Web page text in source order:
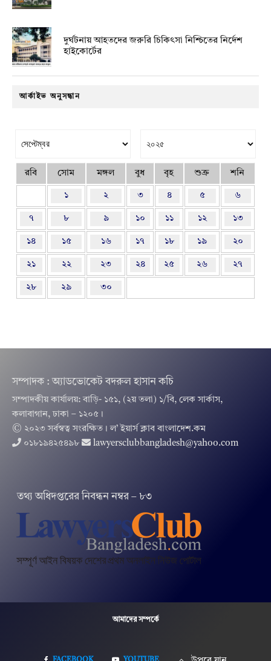
দুর্ঘটনায় আহতদের জরুরি চিকিৎসা নিশ্চিতের নির্দেশ
হাইকোর্টের
আর্কাইভ অনুসন্ধান
রবি সোম মঙ্গল বুধ বৃহ শুক্র শনি
১ ২ ৩ ৪ ৫ ৬
৭ ৮ ৯ ১০ ১১ ১২ ১৩
১৪ ১৫ ১৬ ১৭ ১৮ ১৯ ২০
২১ ২২ ২৩ ২৪ ২৫ ২৬ ২৭
২৮ ২৯ ৩০
সম্পাদক : অ্যাডভোকেট বদরুল হাসান কচি
সম্পাদকীয় কার্যালয়: বাড়ি- ১৫১, (২য় তলা) ১/বি, লেক সার্কাস,
কলাবাগান, ঢাকা – ১২০৫।
© ২০২৩ সর্বস্বত্ব সংরক্ষিত । ল’ ইয়ার্স ক্লাব বাংলাদেশ.কম
০১৮১৯৪২৫৪৯৮
lawyersclubbangladesh@yahoo.com
তথ‌্য অ‌ধিদপ্ত‌রের নিবন্ধন নম্বর – ৮৩
আমাদের সম্পর্কে
FACEBOOK YOUTUBE